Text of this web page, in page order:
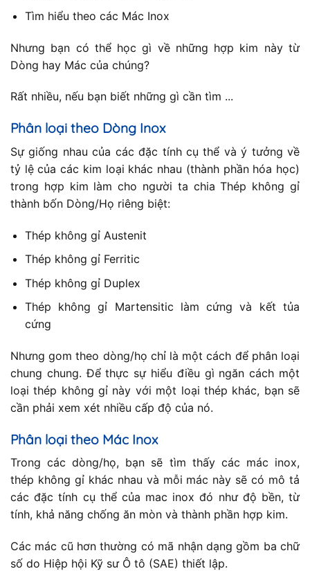
Tìm hiểu theo các Mác Inox
Nhưng bạn có thể học gì về những hợp kim này từ
Dòng hay Mác của chúng?
Rất nhiều, nếu bạn biết những gì cần tìm ...
Phân loại theo Dòng Inox
Sự giống nhau của các đặc tính cụ thể và ý tưởng về
tỷ lệ của các kim loại khác nhau (thành phần hóa học)
trong hợp kim làm cho người ta chia Thép không gỉ
thành bốn Dòng/Họ riêng biệt:
Thép không gỉ Austenit
Thép không gỉ Ferritic
Thép không gỉ Duplex
Thép không gỉ Martensitic làm cứng và kết tủa
cứng
Nhưng gom theo dòng/họ chỉ là một cách để phân loại
chung chung. Để thực sự hiểu điều gì ngăn cách một
loại thép không gỉ này với một loại thép khác, bạn sẽ
cần phải xem xét nhiều cấp độ của nó.
Phân loại theo Mác Inox
Trong các dòng/họ, bạn sẽ tìm thấy các mác inox,
thép không gỉ khác nhau và mỗi mác này sẽ có mô tả
các đặc tính cụ thể của mac inox đó như độ bền, từ
tính, khả năng chống ăn mòn và thành phần hợp kim.
Các mác cũ hơn thường có mã nhận dạng gồm ba chữ
số do Hiệp hội Kỹ sư Ô tô (SAE) thiết lập.